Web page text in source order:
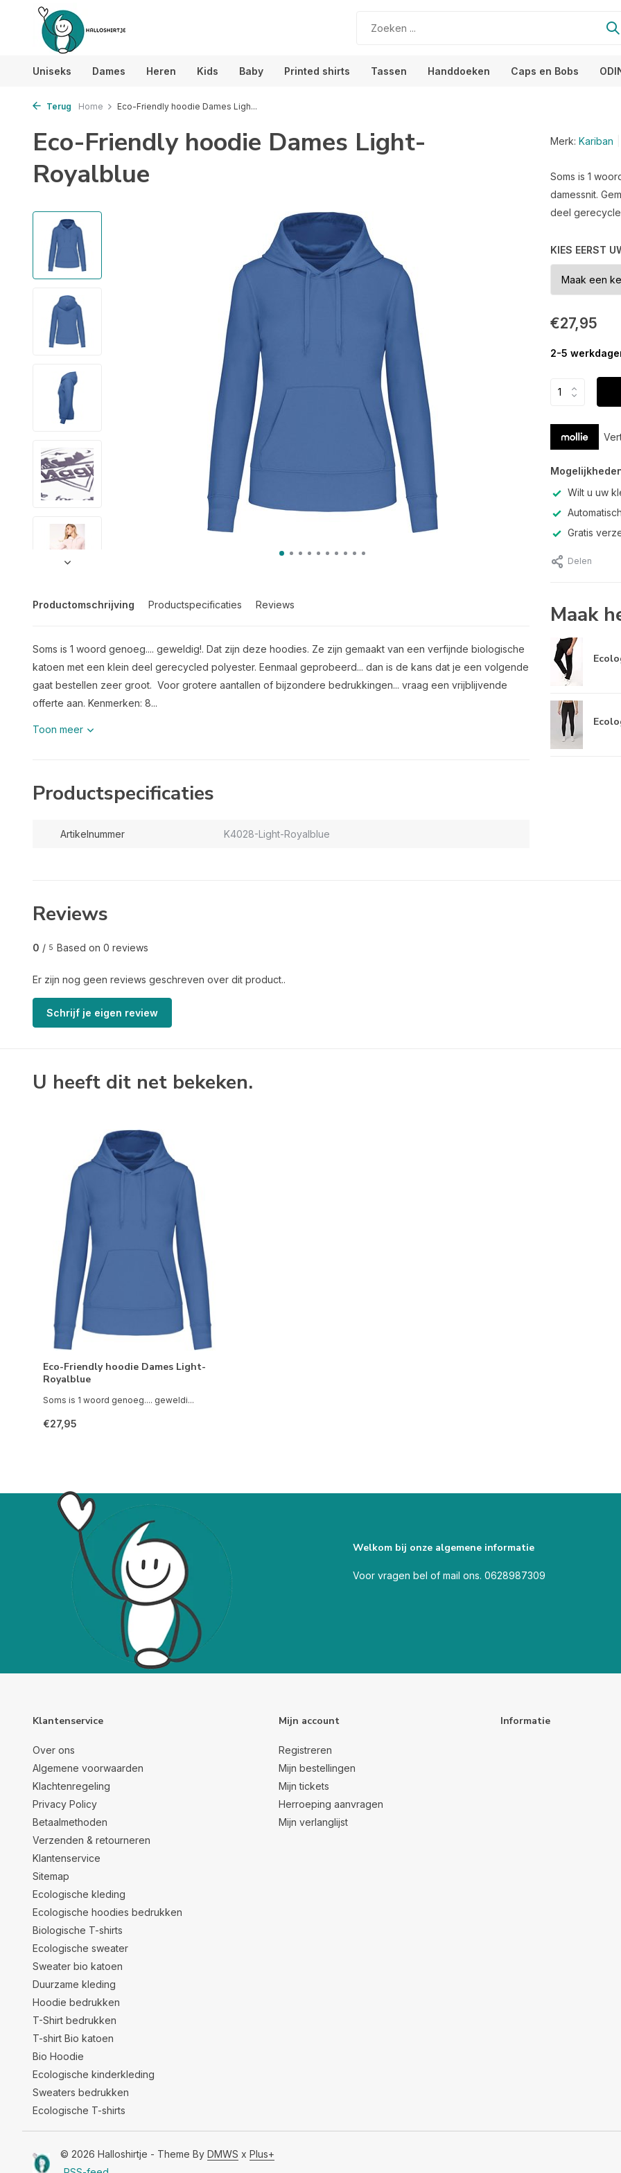
Uniseks Dames Heren Kids Baby Printed shirts Tassen Handdoeken Caps en Bobs
Terug Home Eco-Friendly hoodie Dames Ligh...
Eco-Friendly hoodie Dames Light-
Royalblue
Productomschrijving Productspecificaties Reviews
Soms is 1 woord genoeg.... geweldig!. Dat zijn deze hoodies. Ze zijn gemaakt van een verfijnde biologische
katoen met een klein deel gerecycled polyester. Eenmaal geprobeerd... dan is de kans dat je een volgende
gaat bestellen zeer groot. Voor grotere aantallen of bijzondere bedrukkingen... vraag een vrijblijvende
offerte aan. Kenmerken: 8...
Toon meer
Productspecificaties
Artikelnummer K4028-Light-Royalblue
Merk: Kariban
Soms is 1
damessnit.
deel
KIES EERST
€27,95
2-5
Wilt u uw
Gratis
Delen
Maak
Reviews
0 / 5 Based on 0 reviews
Er zijn nog geen reviews geschreven over dit product..
Schrijf je eigen review
U heeft dit net bekeken.
Eco-Friendly hoodie Dames Light-
Royalblue
Soms is 1 woord genoeg.... geweldi...
€27,95
Welkom bij onze algemene informatie
Voor vragen bel of mail ons. 0628987309
Klantenservice
Over ons
Algemene voorwaarden
Klachtenregeling
Privacy Policy
Betaalmethoden
Verzenden & retourneren
Klantenservice
Sitemap
Ecologische kleding
Ecologische hoodies bedrukken
Biologische T-shirts
Ecologische sweater
Sweater bio katoen
Duurzame kleding
Hoodie bedrukken
T-Shirt bedrukken
T-shirt Bio katoen
Bio Hoodie
Ecologische kinderkleding
Sweaters bedrukken
Ecologische T-shirts
Mijn account
Registreren
Mijn bestellingen
Mijn tickets
Herroeping aanvragen
Mijn verlanglijst
Informatie
© 2026 Halloshirtje - Theme ByDMWS xPlus+